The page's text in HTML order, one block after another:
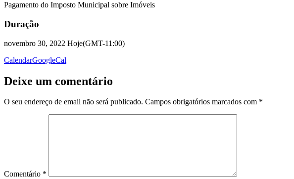
Pagamento do Imposto Municipal sobre Imóveis
Duração
novembro 30, 2022 Hoje(GMT-11:00)
CalendarGoogleCal
Deixe um comentário
O seu endereço de email não será publicado. Campos obrigatórios marcados com *
Comentário *